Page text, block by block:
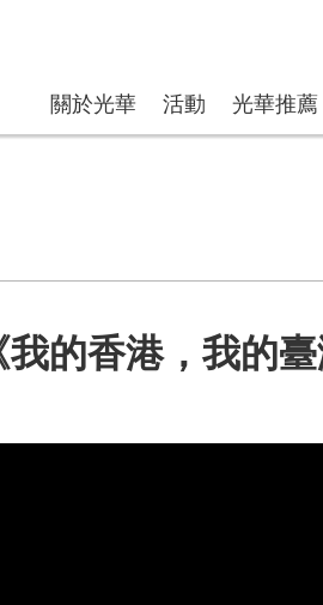
關於光華 活動 光華推薦
的香港，我的